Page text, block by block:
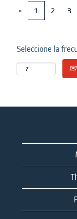
«
1 2 3
Seleccione la